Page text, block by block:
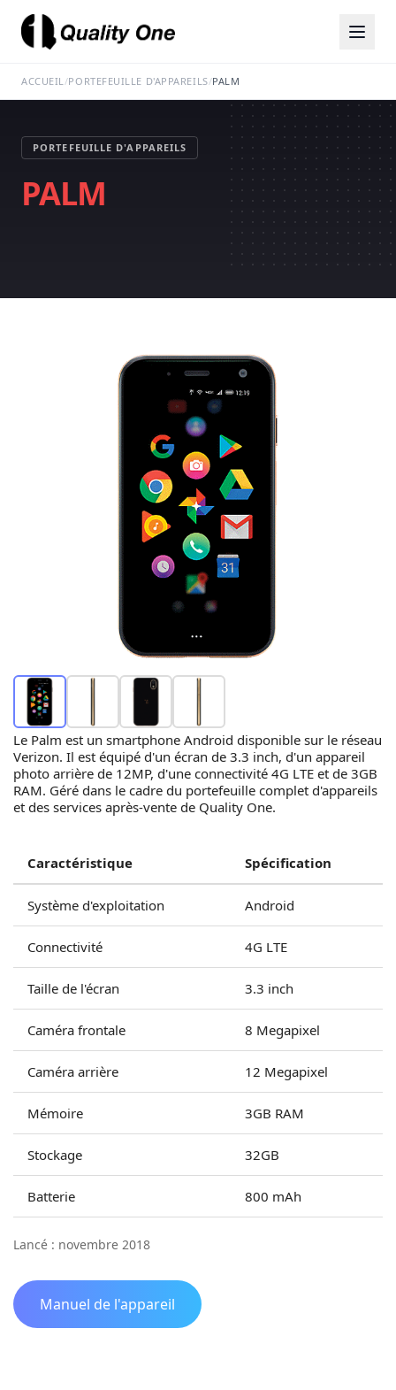
ACCUEIL/PORTEFEUILLE D'APPAREILS/PALM
PORTEFEUILLE D'APPAREILS
PALM
Le Palm est un smartphone Android disponible sur le réseau
Verizon. Il est équipé d'un écran de 3.3 inch, d'un appareil
photo arrière de 12MP, d'une connectivité 4G LTE et de 3GB
RAM. Géré dans le cadre du portefeuille complet d'appareils
et des services après-vente de Quality One.
Caractéristique Spécification
Système d'exploitation Android
Connectivité 4G LTE
Taille de l'écran 3.3 inch
Caméra frontale 8 Megapixel
Caméra arrière 12 Megapixel
Mémoire 3GB RAM
Stockage 32GB
Batterie 800 mAh
Lancé : novembre 2018
Manuel de l'appareil